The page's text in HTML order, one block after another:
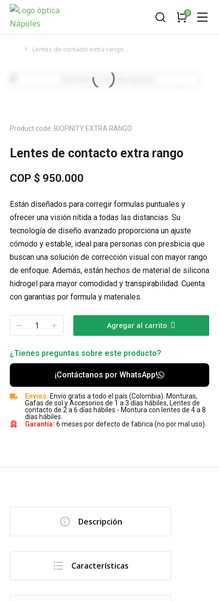
You are here:
Lentes de contacto extra rango
Product code: BIOFINITY EXTRA RANGO
Lentes de contacto extra rango
COP $ 950.000
Están diseñados para corregir formulas puntuales y
ofrecer una visión nítida a todas las distancias. Su
tecnología de diseño avanzado proporciona un ajuste
cómodo y estable, ideal para personas con presbicia que
buscan una solución de corrección visual con mayor rango
de enfoque. Además, están hechos de material de silicona
hidrogel para mayor comodidad y transpirabilidad. Cuenta
con garantias por formula y materiales.
Agregar al carrito
¿Tienes preguntas sobre este producto?
¡Contáctanos por WhatsApp!
Envíos: Envío gratis a todo el país (Colombia). Monturas,
Gafas de sol y Accesorios de 1 a 3 días hábiles, Lentes de
contacto de 2 a 6 días hábiles - Montura con lentes de 4 a 8
días hábiles.
Garantía: 6 meses por defecto de fabrica (no por mal uso).
Descripción
Características